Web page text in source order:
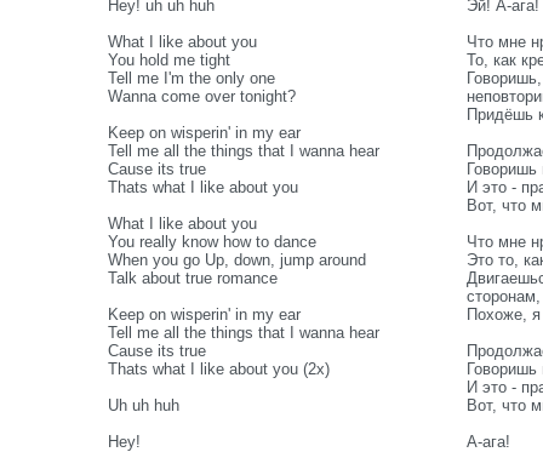
Hey! uh uh huh
What I like about you
You hold me tight
Tell me I'm the only one
Wanna come over tonight?
Keep on wisperin' in my ear
Tell me all the things that I wanna hear
Cause its true
Thats what I like about you
What I like about you
You really know how to dance
When you go Up, down, jump around
Talk about true romance
Keep on wisperin' in my ear
Tell me all the things that I wanna hear
Cause its true
Thats what I like about you (2x)
Uh uh huh
Hey!
Эй! А-ага!
Что мне
То, как
Придёшь
И это -
Вот, что
Что мне
Это то,
сторонам,
Похоже,
И это -
Вот, что
А-ага!